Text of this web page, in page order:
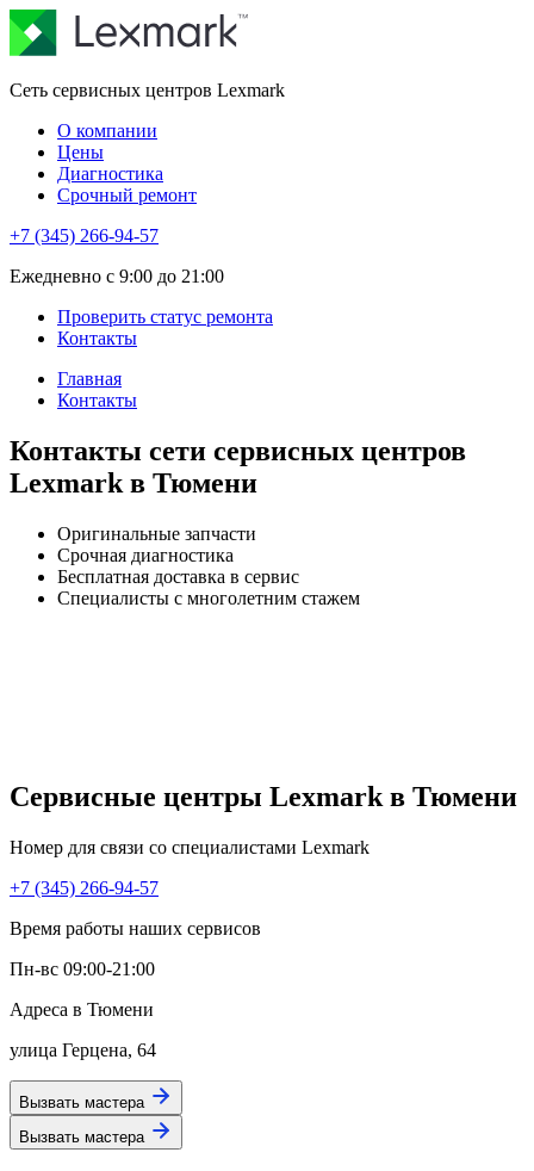
Сеть сервисных центров Lexmark
О компании
Цены
Диагностика
Срочный ремонт
+7 (345) 266-94-57
Eжедневно с 9:00 до 21:00
Проверить статус ремонта
Контакты
Главная
Контакты
Контакты сети сервисных центров
Lexmark в Тюмени
Оригинальные запчасти
Срочная диагностика
Бесплатная доставка в сервис
Специалисты с многолетним стажем
Сервисные центры Lexmark в Тюмени
Номер для связи со специалистами Lexmark
+7 (345) 266-94-57
Время работы наших сервисов
Пн-вс 09:00-21:00
Адреса в Тюмени
улица Герцена, 64
Вызвать мастера
Вызвать мастера